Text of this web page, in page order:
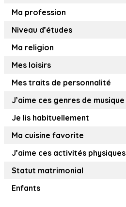
Ma profession
Niveau d’études
Ma religion
Mes loisirs
Mes traits de personnalité
J’aime ces genres de musique
Je lis habituellement
Ma cuisine favorite
J’aime ces activités physiques
Statut matrimonial
Enfants